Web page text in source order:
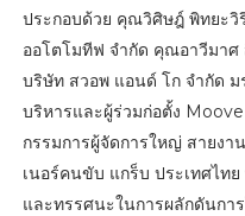
ประกอบด้วย คุณวิศิษฎ์ พิทยะวิ
ออโตโมทีฟ จำกัด คุณอาวีมา
บริษัท สวอพ แอนด์ โก จำกัด
บริหารและผู้ร่วมก่อตั้ง
กรรมการผู้จัดการใหญ่ สายงา
เนอร์คนขับ แกร็บ ประเทศไท
และทรรศนะในการผลักดันกา